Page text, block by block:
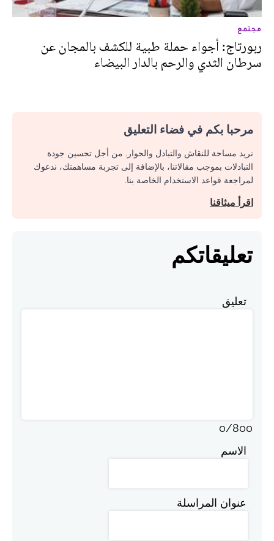
مجتمع
ربورتاج: أجواء حملة طبية للكشف بالمجان عن
سرطان الثدي والرحم بالدار البيضاء
مرحبا بكم في فضاء التعليق
نريد مساحة للنقاش والتبادل والحوار. من أجل تحسين جودة
التبادلات بموجب مقالاتنا، بالإضافة إلى تجربة مساهمتك، ندعوك
لمراجعة قواعد الاستخدام الخاصة بنا.
اقرأ ميثاقنا
تعليقاتكم
تعليق
0/800
الاسم
عنوان المراسلة